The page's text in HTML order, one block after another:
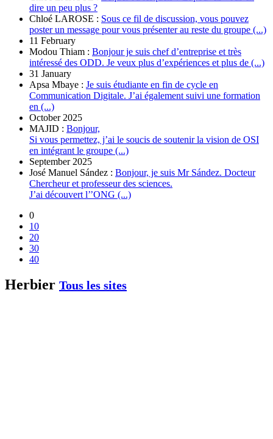
dire un peu plus ?
Chloé LAROSE : Sous ce fil de discussion, vous pouvez
poster un message pour vous présenter au reste du groupe (...)
11 February
Modou Thiam : Bonjour je suis chef d’entreprise et très
intéressé des ODD. Je veux plus d’expériences et plus de (...)
31 January
Apsa Mbaye : Je suis étudiante en fin de cycle en
Communication Digitale. J’ai également suivi une formation
en (...)
October 2025
MAJID : Bonjour,
Si vous permettez, j’ai le soucis de soutenir la vision de OSI
en intégrant le groupe (...)
September 2025
José Manuel Sández : Bonjour, je suis Mr Sández. Docteur
Chercheur et professeur des sciences.
J’ai découvert l’’ONG (...)
0
10
20
30
40
Herbier Tous les sites